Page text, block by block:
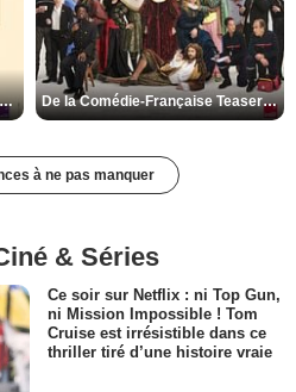
Les Matins merveilleux Bande-annonce VF De la Comédie-Française Teaser VF
à ne pas manquer
& Séries
Ce soir sur Netflix : ni Top Gun,
ni Mission Impossible ! Tom
Cruise est irrésistible dans ce
thriller tiré d’une histoire vraie